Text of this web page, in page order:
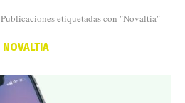
Publicaciones etiquetadas con "Novaltia"
NOVALTIA